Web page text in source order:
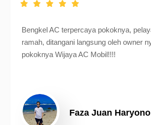
Bengkel AC terpercaya pokoknya,
ramah, ditangani langsung oleh owner
pokoknya Wijaya AC Mobil!!!!
Faza Juan Haryono